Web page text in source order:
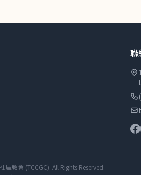
聯
區教會 (TCCGC). All Rights Reserved.